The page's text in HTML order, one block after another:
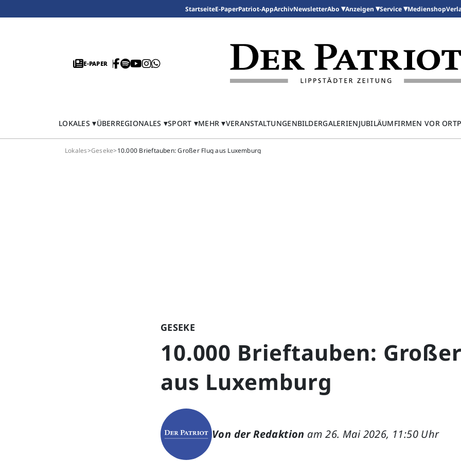
StartseiteE-PaperPatriot-AppArchivNewsletterAbo Anzeigen Service Medienshop
E-PAPER
LOKALES ÜBERREGIONALES SPORT MEHR VERANSTALTUNGENBILDERGALERIENJUBILÄUMFIRMEN VOR ORT
Lokales>Geseke>10.000 Brieftauben: Großer Flug aus Luxemburg
GESEKE
10.000 Brieftauben:
aus Luxemburg
Von der Redaktion am 26. Mai 2026, 11:50 Uhr